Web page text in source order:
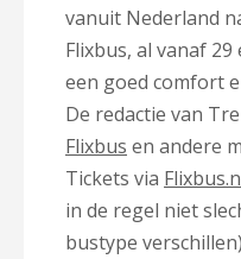
vanuit Nederland
Flixbus, al vanaf
een goed comfort
De redactie van
Flixbus en andere
Tickets via
in de regel niet
bustype